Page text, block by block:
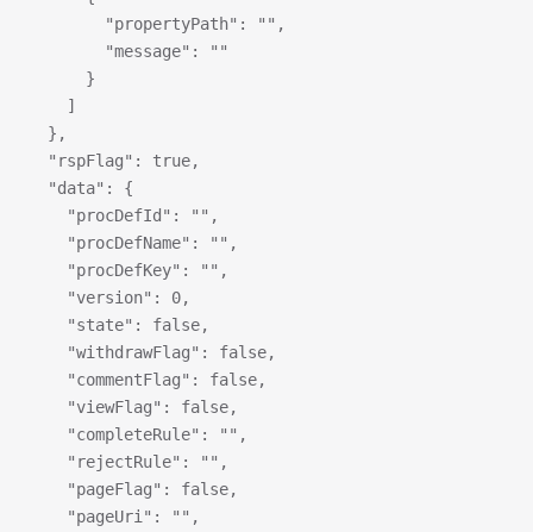
        "propertyPath": "",
        "message": ""
      }
    ]
  },
  "rspFlag": true,
  "data": {
    "procDefId": "",
    "procDefName": "",
    "procDefKey": "",
    "version": 0,
    "state": false,
    "withdrawFlag": false,
    "commentFlag": false,
    "viewFlag": false,
    "completeRule": "",
    "rejectRule": "",
    "pageFlag": false,
    "pageUri": "",